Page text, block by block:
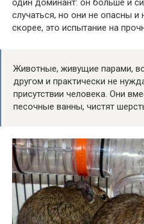
один доминант: он больше и
случаться, но они не опасны и
скорее, это испытание на
Животные, живущие парами,
другом и практически не
присутствии человека. Они
песочные ванны, чистят